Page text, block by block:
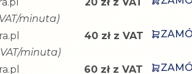
minuta)
minuta)
40 zł z VAT
60 zł z VAT